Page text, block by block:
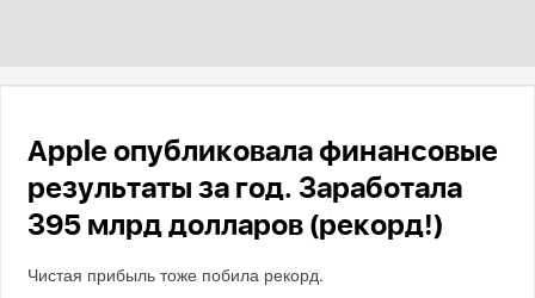
Apple опубликовала финансовые
результаты за год. Заработала
395 млрд долларов (рекорд!)
Чистая прибыль тоже побила рекорд.